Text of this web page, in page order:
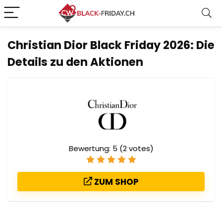
Christian Dior Black Friday 2026: Die
Details zu den Aktionen
Bewertung: 5 (2votes)
ZUM SHOP